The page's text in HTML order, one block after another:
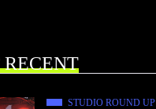
RECENT
STUDIO ROUND UP